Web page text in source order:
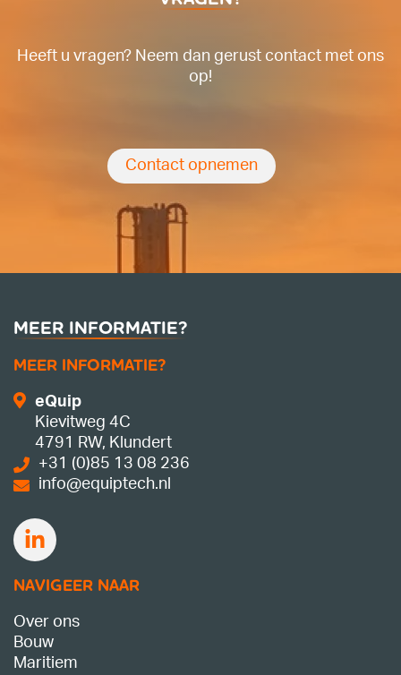
Heeft u vragen? Neem dan gerust contact met ons
op!
Contact opnemen
MEER INFORMATIE?
MEER INFORMATIE?
eQuip
Kievitweg 4C
4791 RW, Klundert
+31 (0)85 13 08 236
info@equiptech.nl
NAVIGEER NAAR
Over ons
Bouw
Maritiem